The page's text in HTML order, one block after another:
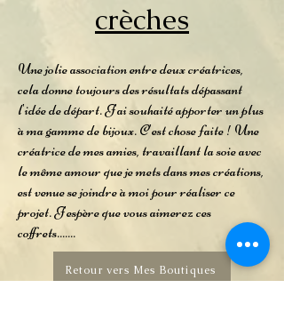
crèches
Une jolie association entre deux créatrices,
cela donne toujours des résultats dépassant
l'idée de départ. J'ai souhaité apporter un plus
à ma gamme de bijoux. C'est chose faite ! Une
créatrice de mes amies, travaillant la soie avec
le même amour que je mets dans mes créations,
est venue se joindre à moi pour réaliser ce
projet. J'espère que vous aimerez ces
coffrets.......
Retour vers Mes Boutiques